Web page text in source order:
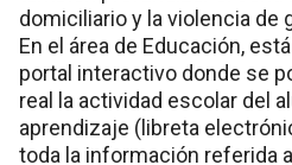
domiciliario y la violencia de
En el área de Educación,
portal interactivo donde se
real la actividad escolar del
aprendizaje (libreta
toda la información referida